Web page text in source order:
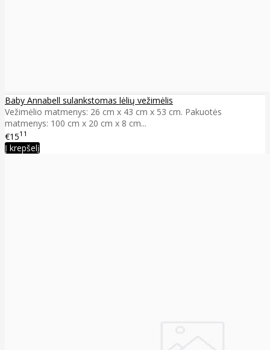
Baby Annabell sulankstomas lėlių vežimėlis
Vežimėlio matmenys: 26 cm x 43 cm x 53 cm. Pakuotės
matmenys: 100 cm x 20 cm x 8 cm...
€1511
Į krepšelį